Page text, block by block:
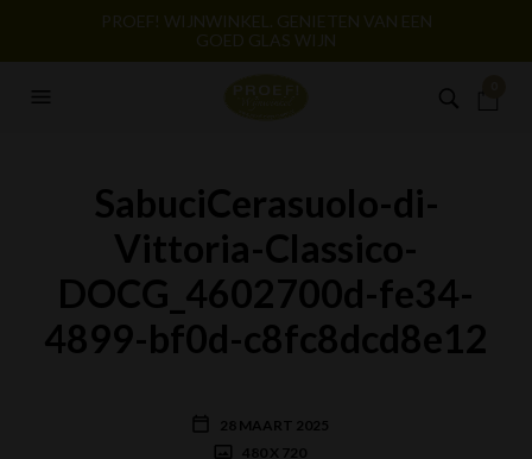
PROEF! WIJNWINKEL. GENIETEN VAN EEN
GOED GLAS WIJN
SabuciCerasuolo-di-
Vittoria-Classico-
DOCG_4602700d-fe34-
4899-bf0d-c8fc8dcd8e12
28 MAART 2025
480 X 720